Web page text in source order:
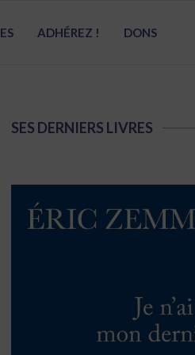
ADHÉREZ ! DONS
SES DERNIERS LIVRES